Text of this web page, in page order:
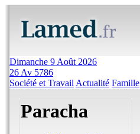
Dimanche 9 Août 2026
26 Av 5786
Société et Travail Actualité Famille
Paracha